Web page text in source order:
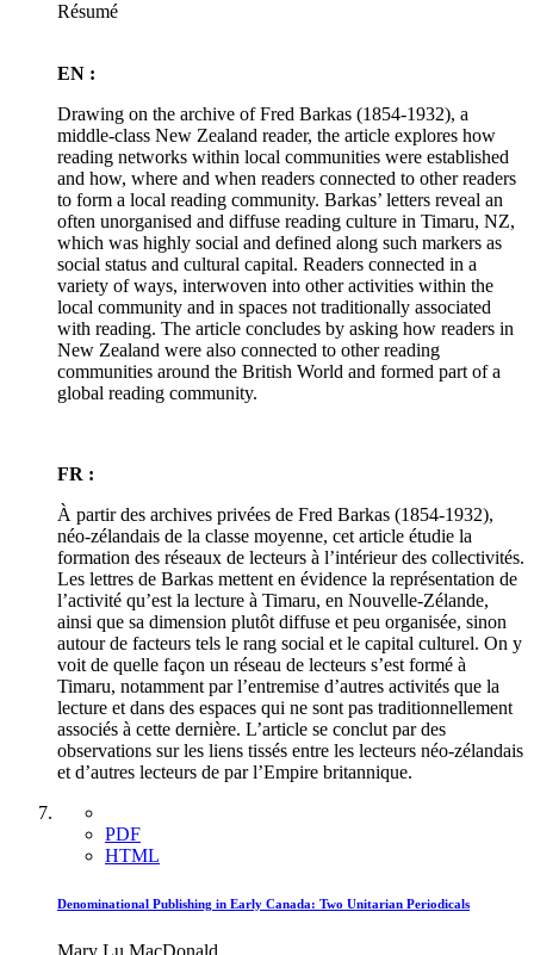
Résumé
EN :
Drawing on the archive of Fred Barkas (1854-1932), a
middle-class New Zealand reader, the article explores how
reading networks within local communities were established
and how, where and when readers connected to other readers
to form a local reading community. Barkas’ letters reveal an
often unorganised and diffuse reading culture in Timaru, NZ,
which was highly social and defined along such markers as
social status and cultural capital. Readers connected in a
variety of ways, interwoven into other activities within the
local community and in spaces not traditionally associated
with reading. The article concludes by asking how readers in
New Zealand were also connected to other reading
communities around the British World and formed part of a
global reading community.
FR :
À partir des archives privées de Fred Barkas (1854-1932),
néo-zélandais de la classe moyenne, cet article étudie la
formation des réseaux de lecteurs à l’intérieur des collectivités.
Les lettres de Barkas mettent en évidence la représentation de
l’activité qu’est la lecture à Timaru, en Nouvelle-Zélande,
ainsi que sa dimension plutôt diffuse et peu organisée, sinon
autour de facteurs tels le rang social et le capital culturel. On y
voit de quelle façon un réseau de lecteurs s’est formé à
Timaru, notamment par l’entremise d’autres activités que la
lecture et dans des espaces qui ne sont pas traditionnellement
associés à cette dernière. L’article se conclut par des
observations sur les liens tissés entre les lecteurs néo-zélandais
et d’autres lecteurs de par l’Empire britannique.
PDF
HTML
Denominational Publishing in Early Canada: Two Unitarian Periodicals
Mary Lu MacDonald